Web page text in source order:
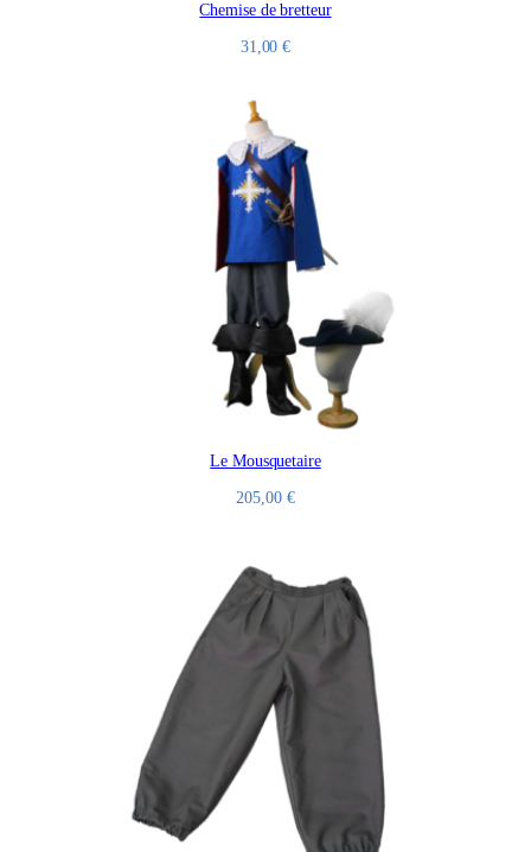
Chemise de bretteur
31,00€
Le Mousquetaire
205,00 €